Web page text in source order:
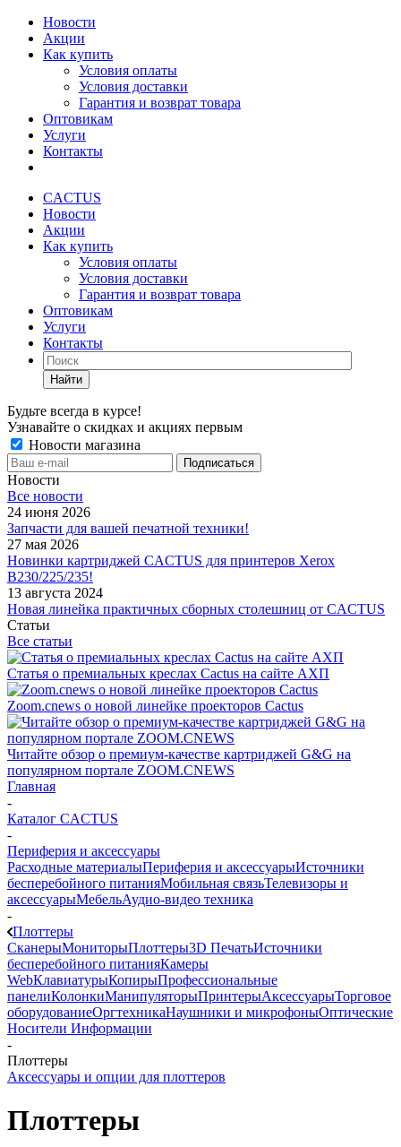
Новости
Акции
Как купить
Условия оплаты
Условия доставки
Гарантия и возврат товара
Оптовикам
Услуги
Контакты
CACTUS
Новости
Акции
Как купить
Условия оплаты
Условия доставки
Гарантия и возврат товара
Оптовикам
Услуги
Контакты
Найти
Будьте всегда в курсе!
Узнавайте о скидках и акциях первым
Новости магазина
Новости
Все новости
24 июня 2026
Запчасти для вашей печатной техники!
27 мая 2026
Новинки картриджей CACTUS для принтеров Xerox
B230/225/235!
13 августа 2024
Новая линейка практичных сборных столешниц от CACTUS
Статьи
Все статьи
Статья о премиальных креслах Cactus на сайте АХП
Zoom.cnews о новой линейке проекторов Cactus
Читайте обзор о премиум-качестве картриджей G&G на
популярном портале ZOOM.CNEWS
Главная
-
Каталог CACTUS
-
Периферия и аксессуары
Расходные материалыПериферия и аксессуарыИсточники
бесперебойного питанияМобильная связьТелевизоры и
аксессуарыМебельАудио-видео техника
-
Плоттеры
СканерыМониторыПлоттеры3D ПечатьИсточники
бесперебойного питанияКамеры
WebКлавиатурыКопирыПрофессиональные
панелиКолонкиМанипуляторыПринтерыАксессуарыТорговое
оборудованиеОргтехникаНаушники и микрофоныОптические
Носители Информации
-
Плоттеры
Аксессуары и опции для плоттеров
Плоттеры